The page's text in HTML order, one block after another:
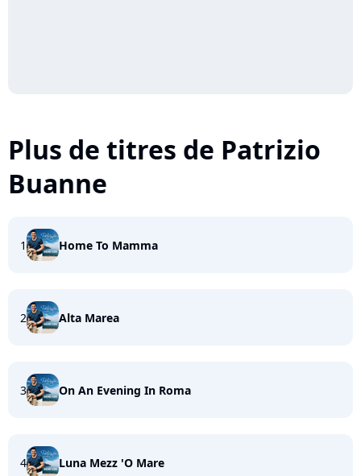
Plus de titres de Patrizio
Buanne
1 Home To Mamma
2 Alta Marea
3 On An Evening In Roma
4 Luna Mezz 'O Mare